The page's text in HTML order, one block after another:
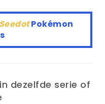
SeedotPokémon
dezelfde serie of